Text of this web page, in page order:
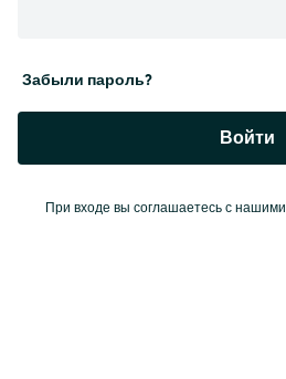
Забыли пароль?
Войти
При входе вы соглашаетесь с нашими